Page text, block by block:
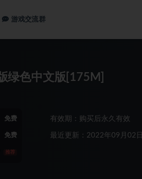
游戏交流群
绿色中文版[175M]
免费
免费
推荐
有效期：购买后永久有效
最近更新：2022年09月02日